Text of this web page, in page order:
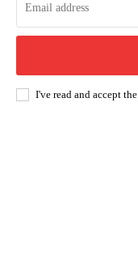
I've read and accept the